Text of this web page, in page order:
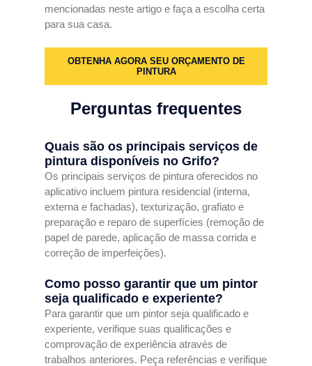
mencionadas neste artigo e faça a escolha certa
para sua casa.
OBTENHA AGORA SEU ORÇAMENTO DE
PINTURA
Perguntas frequentes
Quais são os principais serviços de
pintura disponíveis no Grifo?
Os principais serviços de pintura oferecidos no
aplicativo incluem pintura residencial (interna,
externa e fachadas), texturização, grafiato e
preparação e reparo de superfícies (remoção de
papel de parede, aplicação de massa corrida e
correção de imperfeições).
Como posso garantir que um pintor
seja qualificado e experiente?
Para garantir que um pintor seja qualificado e
experiente, verifique suas qualificações e
comprovação de experiência através de
trabalhos anteriores. Peça referências e verifique